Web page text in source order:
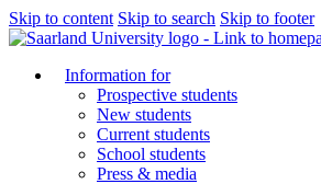
Skip to content Skip to search Skip to footer
Information for
Prospective students
New students
Current students
School students
Press & media